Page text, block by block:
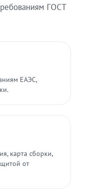
ГОСТ
ЕАЭС,
карта сборки,
от